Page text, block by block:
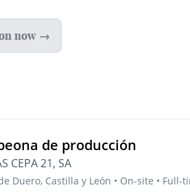
now →
de producción
CEPA 21, SA
Duero, Castilla y León • On-site • Full-